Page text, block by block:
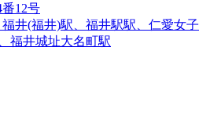
12号
井(福井)駅、福井駅駅、仁愛女子
福井城址大名町駅